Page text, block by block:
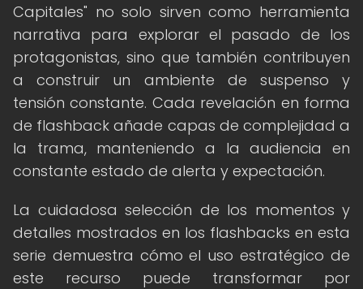
Capitales" no solo sirven como herramienta
narrativa para explorar el pasado de los
protagonistas, sino que también contribuyen
a construir un ambiente de suspenso y
tensión constante. Cada revelación en forma
de flashback añade capas de complejidad a
la trama, manteniendo a la audiencia en
constante estado de alerta y expectación.
La cuidadosa selección de los momentos y
detalles mostrados en los flashbacks en esta
serie demuestra cómo el uso estratégico de
este recurso puede transformar por